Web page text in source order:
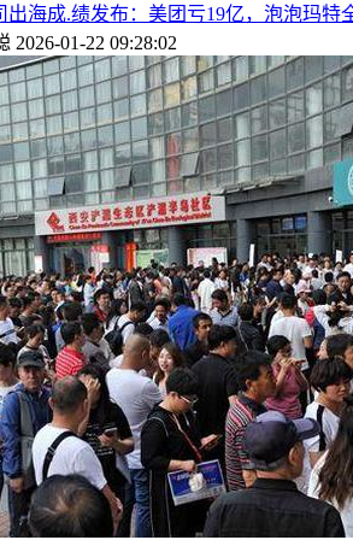
出海成.绩发布：美团亏19亿，泡泡玛特
2026-01-22 09:28:02